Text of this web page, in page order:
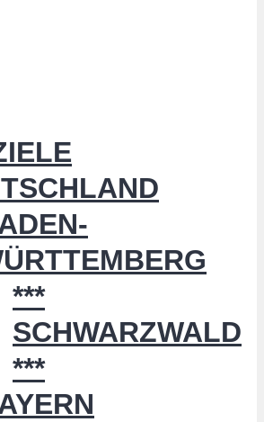
***
SCHWARZWALD
***